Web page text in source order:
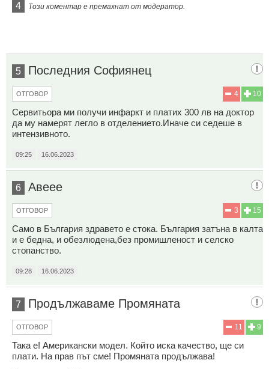
4 Този коментар е премахнат от модератор.
5 Последния Софиянец
10
4
ОТГОВОР
Сервитьора ми получи инфаркт и платих 300 лв на доктор
да му намерят легло в отделението.Иначе си седеше в
интензивното.
09:25 16.06.2023
6 Авеее
15
3
ОТГОВОР
Само в България здравето е стока. България затъна в калта
и е бедна, и обезлюдена,без промишленост и селско
стопанство.
09:28 16.06.2023
7 Продължаваме Промяната
9
11
ОТГОВОР
Така е! Американски модел. Който иска качество, ще си
плати. На прав път сме! Промяната продължава!